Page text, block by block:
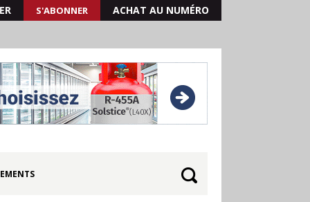
S'ABONNER ACHAT AU NUMÉRO